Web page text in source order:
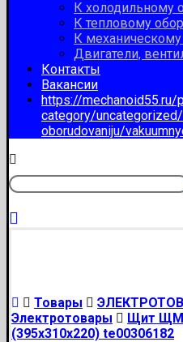
К холодильному
К тепловому
К
Двигатели,
Контакты
Вакансии
https://mechanoid55.ru/
category/
oborudovaniju/
Товары
Электротовары
Щит
(395х310х220) te00306182